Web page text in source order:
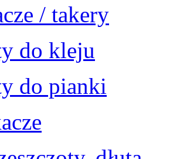
/ takery
do kleju
do pianki